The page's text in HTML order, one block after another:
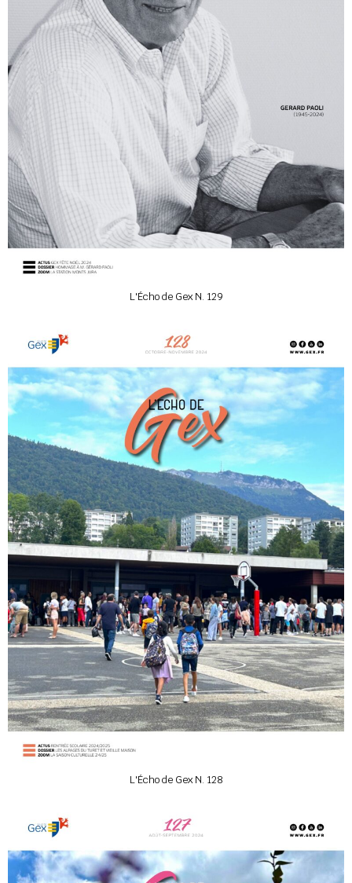
L'Écho de Gex N. 129
L'Écho de Gex N. 128